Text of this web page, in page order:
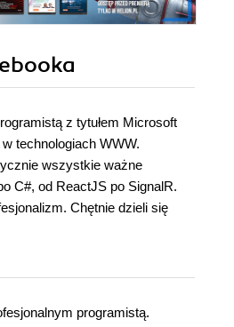
ebooka
z tytułem Microsoft
technologiach WWW.
wszystkie ważne
C#, od ReactJS po SignalR.
Chętnie dzieli się
programistą.